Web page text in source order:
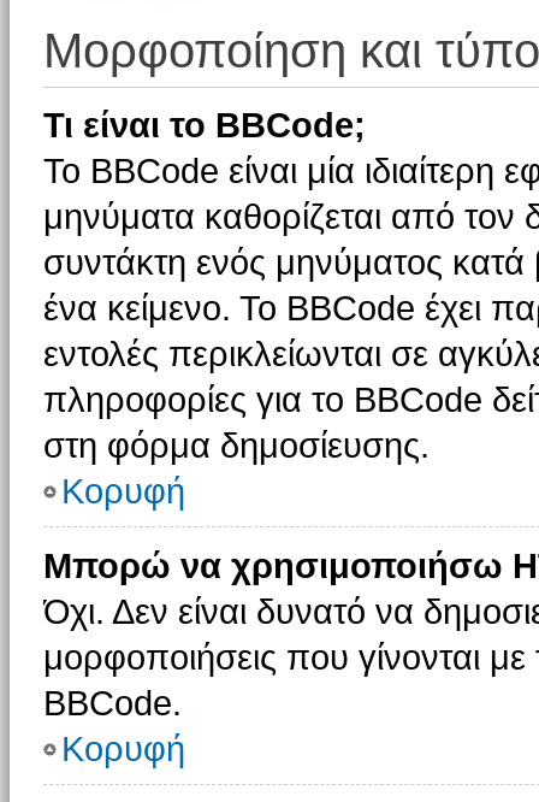
Μορφοποίηση και
Τι είναι το BBCode;
Το BBCode είναι μία
μηνύματα καθορίζεται από τον
συντάκτη ενός μηνύματος
ένα κείμενο. Το BBCode έχει
εντολές περικλείωνται σε
πληροφορίες για το BBCode
στη φόρμα δημοσίευσης.
Κορυφή
Μπορώ να χρησιμοποιήσω
Όχι. Δεν είναι δυνατό να
μορφοποιήσεις που γίνονται
BBCode.
Κορυφή